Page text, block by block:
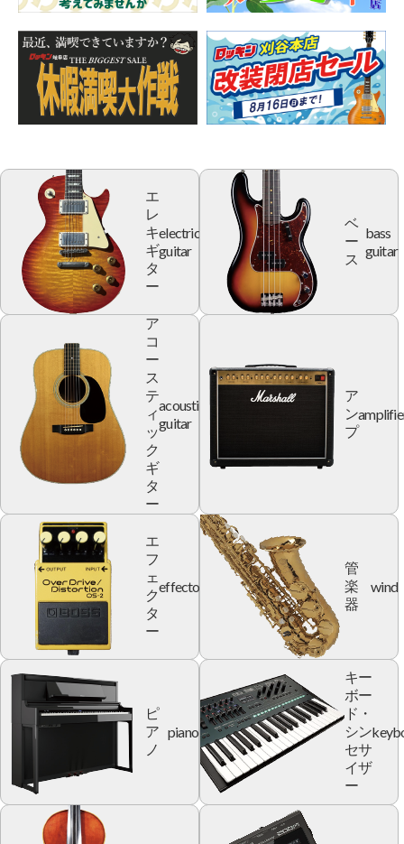
エ
レ
キ
ギ
タ
ー
electric
guitar
ベ
ー
ス
bass
guitar
ア
コ
ー
ス
テ
ィ
ッ
ク
ギ
タ
ー
acoustic
guitar
ア
ン
プ
エ
フ
ェ
ク
タ
ー
effector
管
楽
器
wind
ピ
ア
ノ
piano
キー
ボー
ド・
シン
セサ
イザ
ー